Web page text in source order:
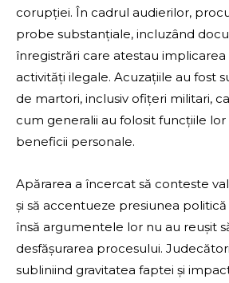
corupției. În cadrul audierilor,
probe substanțiale, incluzând
înregistrări care atestau
activități ilegale. Acuzațiile au fost
de martori, inclusiv ofițeri militari,
cum generalii au folosit funcțiile
beneficii personale.
Apărarea a încercat să conteste
și să accentueze presiunea
însă argumentele lor nu au reușit
desfășurarea procesului.
subliniind gravitatea faptei și